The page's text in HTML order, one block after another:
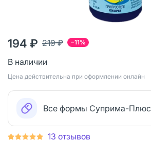
−11%
219 ₽
194 ₽
В наличии
Цена действительна при оформлении онлайн
Все формы Суприма-Плюс
13 отзывов